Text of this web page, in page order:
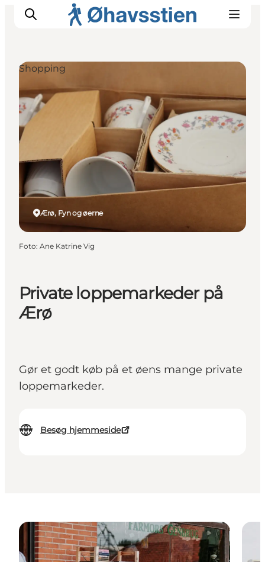
Inspiration
Vandreruter
Planlægning
Private loppemarkeder på
Ærø
Gør et godt køb på et øens mange private
loppemarkeder.
Besøg hjemmeside
Ærø, Fyn og øerne
Shopping
Foto: Ane Katrine Vig